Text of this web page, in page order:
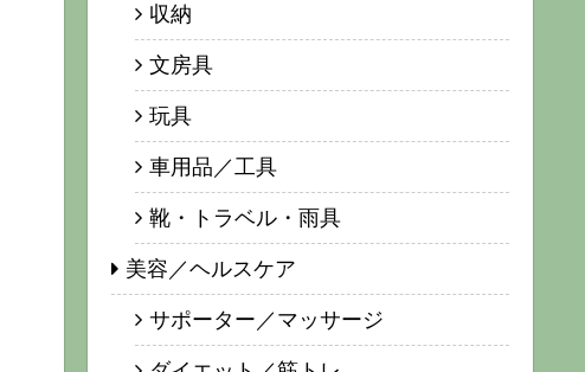
収納
文房具
玩具
車用品／工具
靴・トラベル・雨具
美容／ヘルスケア
サポーター／マッサージ